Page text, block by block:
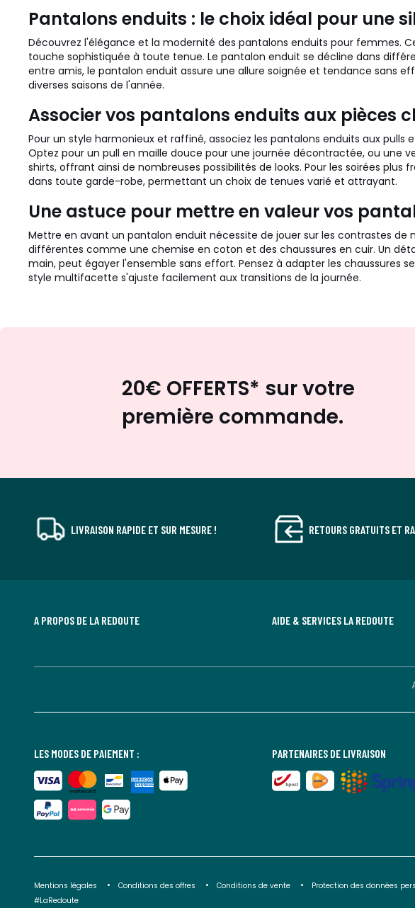
Pantalons enduits : le choix idéal pour une
Découvrez l'élégance et la modernité des pantalons enduits pour femmes.
touche sophistiquée à toute tenue. Le pantalon enduit se décline dans
entre amis, le pantalon enduit assure une allure soignée et tendance sans
diverses saisons de l'année.
Associer vos pantalons enduits aux pièces
Pour un style harmonieux et raffiné, associez les pantalons enduits aux
Optez pour un pull en maille douce pour une journée décontractée, ou une
shirts, offrant ainsi de nombreuses possibilités de looks. Pour les soirées
dans toute garde-robe, permettant un choix de tenues varié et attrayant.
Une astuce pour mettre en valeur vos
Mettre en avant un pantalon enduit nécessite de jouer sur les contrastes
différentes comme une chemise en coton et des chaussures en cuir. Un
main, peut égayer l'ensemble sans effort. Pensez à adapter les chaussures
style multifacette s'ajuste facilement aux transitions de la journée.
20€ OFFERTS* sur votre
première commande.
LIVRAISON RAPIDE ET SUR MESURE ! RETOURS GRATUITS ET
A PROPOS DE LA REDOUTE AIDE & SERVICES LA REDOUTE
LES MODES DE PAIEMENT : PARTENAIRES DE LIVRAISON
Mentions légales Conditions des offres Conditions de vente Protection des données
#LaRedoute